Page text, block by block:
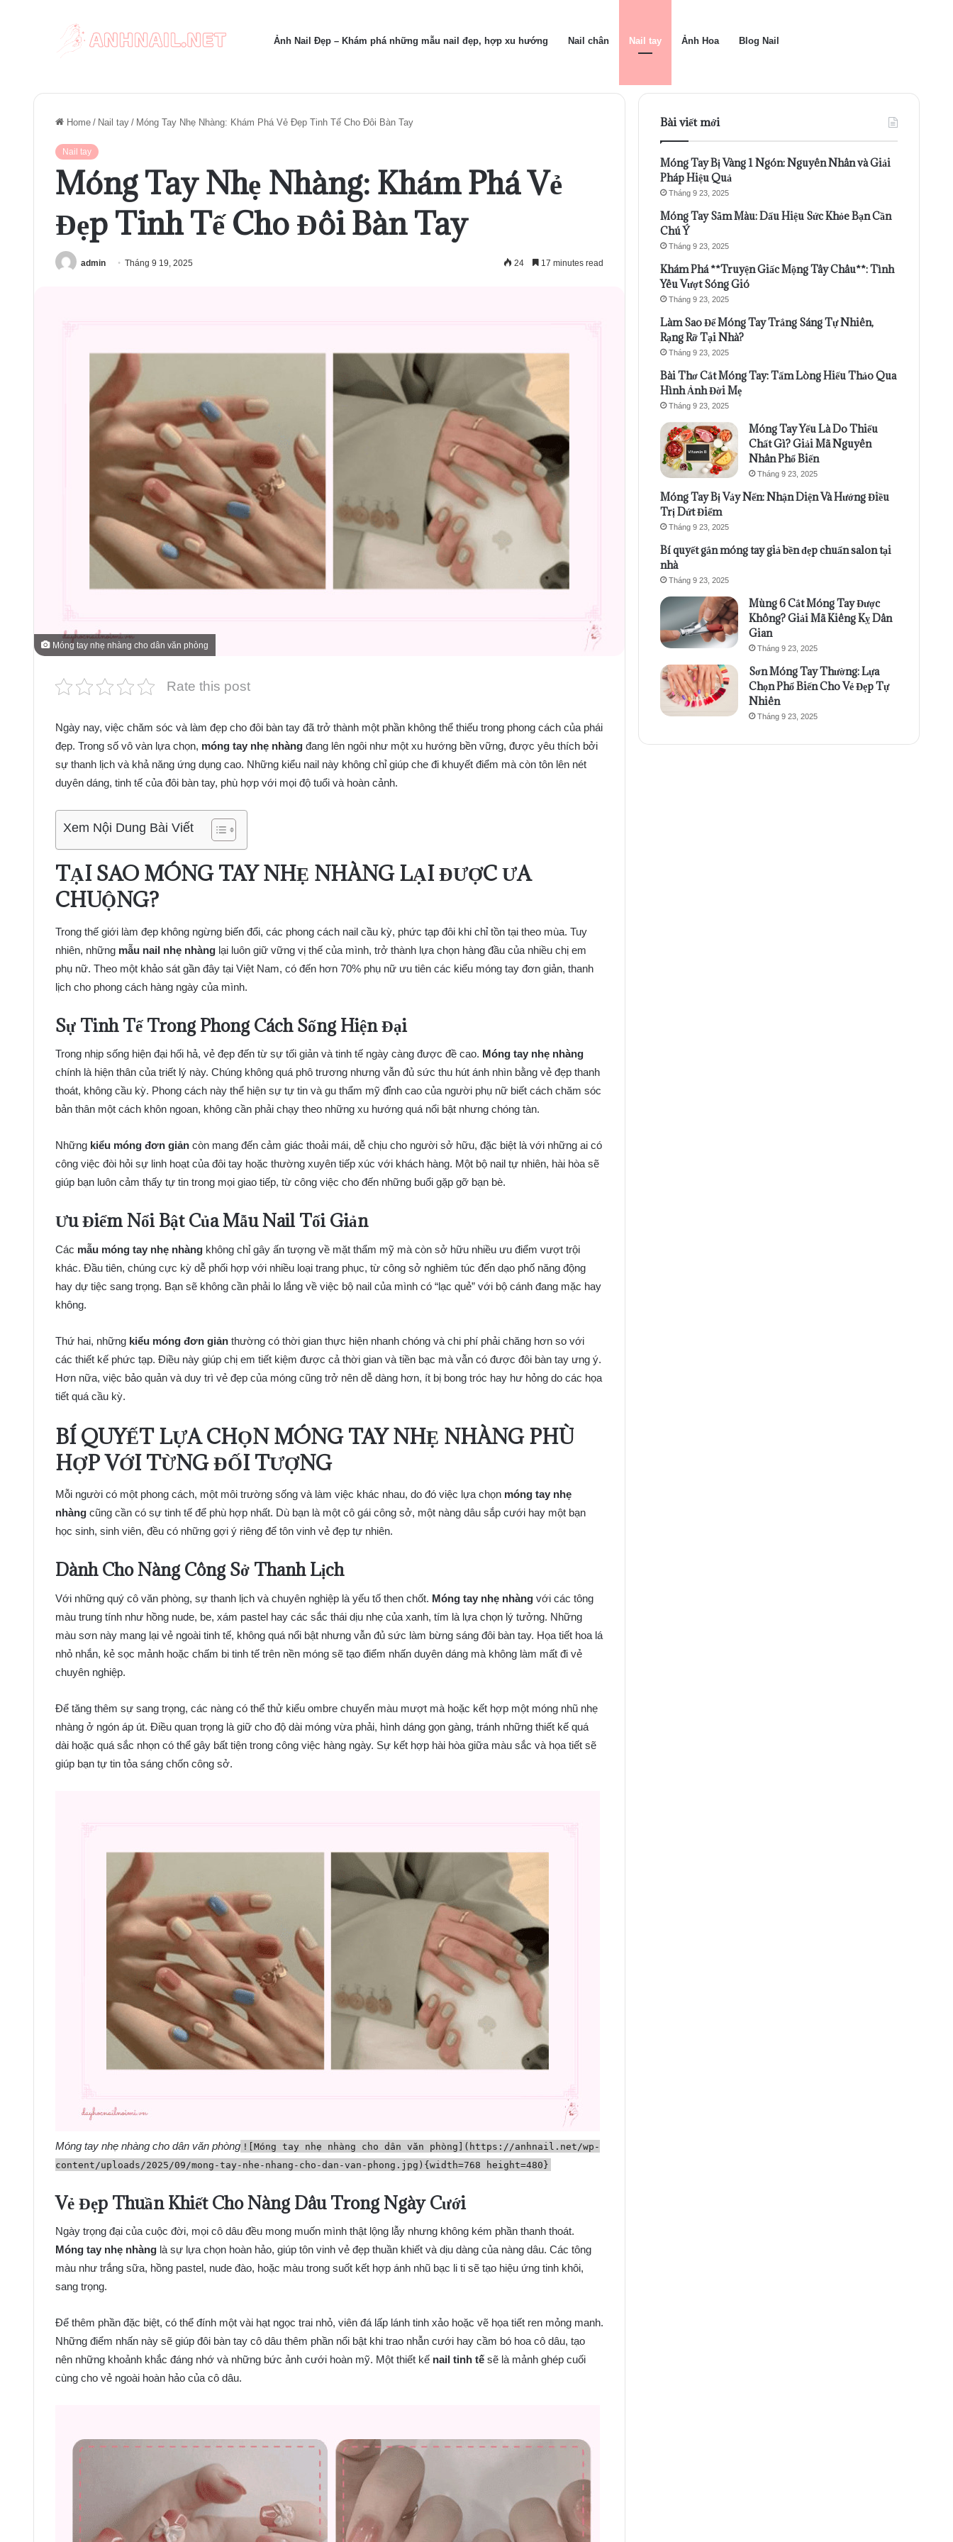
Ảnh Nail Đẹp – Khám phá những mẫu nail đẹp, hợp xu hướng Nail chân Nail tay Ảnh Hoa Blog Nail
Home / Nail tay / Móng Tay Nhẹ Nhàng: Khám Phá Vẻ Đẹp Tinh Tế Cho Đôi Bàn Tay
Nail tay
Móng Tay Nhẹ Nhàng: Khám Phá Vẻ
Đẹp Tinh Tế Cho Đôi Bàn Tay
admin Tháng 9 19, 2025 24 17 minutes read
Móng tay nhẹ nhàng cho dân văn phòng
Rate this post
Ngày nay, việc chăm sóc và làm đẹp cho đôi bàn tay đã trở thành một phần không thể thiếu trong phong cách của phái
đẹp. Trong số vô vàn lựa chọn, móng tay nhẹ nhàng đang lên ngôi như một xu hướng bền vững, được yêu thích bởi
sự thanh lịch và khả năng ứng dụng cao. Những kiểu nail này không chỉ giúp che đi khuyết điểm mà còn tôn lên nét
duyên dáng, tinh tế của đôi bàn tay, phù hợp với mọi độ tuổi và hoàn cảnh.
Xem Nội Dung Bài Viết
TẠI SAO MÓNG TAY NHẸ NHÀNG LẠI ĐƯỢC ƯA
CHUỘNG?
Trong thế giới làm đẹp không ngừng biến đổi, các phong cách nail cầu kỳ, phức tạp đôi khi chỉ tồn tại theo mùa. Tuy
nhiên, những mẫu nail nhẹ nhàng lại luôn giữ vững vị thế của mình, trở thành lựa chọn hàng đầu của nhiều chị em
phụ nữ. Theo một khảo sát gần đây tại Việt Nam, có đến hơn 70% phụ nữ ưu tiên các kiểu móng tay đơn giản, thanh
lịch cho phong cách hàng ngày của mình.
Sự Tinh Tế Trong Phong Cách Sống Hiện Đại
Trong nhịp sống hiện đại hối hả, vẻ đẹp đến từ sự tối giản và tinh tế ngày càng được đề cao. Móng tay nhẹ nhàng
chính là hiện thân của triết lý này. Chúng không quá phô trương nhưng vẫn đủ sức thu hút ánh nhìn bằng vẻ đẹp thanh
thoát, không cầu kỳ. Phong cách này thể hiện sự tự tin và gu thẩm mỹ đỉnh cao của người phụ nữ biết cách chăm sóc
bản thân một cách khôn ngoan, không cần phải chạy theo những xu hướng quá nổi bật nhưng chóng tàn.
Những kiểu móng đơn giản còn mang đến cảm giác thoải mái, dễ chịu cho người sở hữu, đặc biệt là với những ai có
công việc đòi hỏi sự linh hoạt của đôi tay hoặc thường xuyên tiếp xúc với khách hàng. Một bộ nail tự nhiên, hài hòa sẽ
giúp bạn luôn cảm thấy tự tin trong mọi giao tiếp, từ công việc cho đến những buổi gặp gỡ bạn bè.
Ưu Điểm Nổi Bật Của Mẫu Nail Tối Giản
Các mẫu móng tay nhẹ nhàng không chỉ gây ấn tượng về mặt thẩm mỹ mà còn sở hữu nhiều ưu điểm vượt trội
khác. Đầu tiên, chúng cực kỳ dễ phối hợp với nhiều loại trang phục, từ công sở nghiêm túc đến dạo phố năng động
hay dự tiệc sang trọng. Bạn sẽ không cần phải lo lắng về việc bộ nail của mình có “lạc quẻ” với bộ cánh đang mặc hay
không.
Thứ hai, những kiểu móng đơn giản thường có thời gian thực hiện nhanh chóng và chi phí phải chăng hơn so với
các thiết kế phức tạp. Điều này giúp chị em tiết kiệm được cả thời gian và tiền bạc mà vẫn có được đôi bàn tay ưng ý.
Hơn nữa, việc bảo quản và duy trì vẻ đẹp của móng cũng trở nên dễ dàng hơn, ít bị bong tróc hay hư hỏng do các họa
tiết quá cầu kỳ.
BÍ QUYẾT LỰA CHỌN MÓNG TAY NHẸ NHÀNG PHÙ
HỢP VỚI TỪNG ĐỐI TƯỢNG
Mỗi người có một phong cách, một môi trường sống và làm việc khác nhau, do đó việc lựa chọn móng tay nhẹ
nhàng cũng cần có sự tinh tế để phù hợp nhất. Dù bạn là một cô gái công sở, một nàng dâu sắp cưới hay một bạn
học sinh, sinh viên, đều có những gợi ý riêng để tôn vinh vẻ đẹp tự nhiên.
Dành Cho Nàng Công Sở Thanh Lịch
Với những quý cô văn phòng, sự thanh lịch và chuyên nghiệp là yếu tố then chốt. Móng tay nhẹ nhàng với các tông
màu trung tính như hồng nude, be, xám pastel hay các sắc thái dịu nhẹ của xanh, tím là lựa chọn lý tưởng. Những
màu sơn này mang lại vẻ ngoài tinh tế, không quá nổi bật nhưng vẫn đủ sức làm bừng sáng đôi bàn tay. Họa tiết hoa lá
nhỏ nhắn, kẻ sọc mảnh hoặc chấm bi tinh tế trên nền móng sẽ tạo điểm nhấn duyên dáng mà không làm mất đi vẻ
chuyên nghiệp.
Để tăng thêm sự sang trọng, các nàng có thể thử kiểu ombre chuyển màu mượt mà hoặc kết hợp một móng nhũ nhẹ
nhàng ở ngón áp út. Điều quan trọng là giữ cho độ dài móng vừa phải, hình dáng gọn gàng, tránh những thiết kế quá
dài hoặc quá sắc nhọn có thể gây bất tiện trong công việc hàng ngày. Sự kết hợp hài hòa giữa màu sắc và họa tiết sẽ
giúp bạn tự tin tỏa sáng chốn công sở.
Móng tay nhẹ nhàng cho dân văn phòng ![Móng tay nhẹ nhàng cho dân văn phòng](https://anhnail.net/wp-
content/uploads/2025/09/mong-tay-nhe-nhang-cho-dan-van-phong.jpg){width=768 height=480}
Vẻ Đẹp Thuần Khiết Cho Nàng Dâu Trong Ngày Cưới
Ngày trọng đại của cuộc đời, mọi cô dâu đều mong muốn mình thật lộng lẫy nhưng không kém phần thanh thoát.
Móng tay nhẹ nhàng là sự lựa chọn hoàn hảo, giúp tôn vinh vẻ đẹp thuần khiết và dịu dàng của nàng dâu. Các tông
màu như trắng sữa, hồng pastel, nude đào, hoặc màu trong suốt kết hợp ánh nhũ bạc li ti sẽ tạo hiệu ứng tinh khôi,
sang trọng.
Để thêm phần đặc biệt, có thể đính một vài hạt ngọc trai nhỏ, viên đá lấp lánh tinh xảo hoặc vẽ họa tiết ren mỏng manh.
Những điểm nhấn này sẽ giúp đôi bàn tay cô dâu thêm phần nổi bật khi trao nhẫn cưới hay cầm bó hoa cô dâu, tạo
nên những khoảnh khắc đáng nhớ và những bức ảnh cưới hoàn mỹ. Một thiết kế nail tinh tế sẽ là mảnh ghép cuối
cùng cho vẻ ngoài hoàn hảo của cô dâu.
Bài viết mới
Móng Tay Bị Vàng 1 Ngón: Nguyên Nhân và Giải
Pháp Hiệu Quả
Tháng 9 23, 2025
Móng Tay Sẫm Màu: Dấu Hiệu Sức Khỏe Bạn Cần
Chú Ý
Tháng 9 23, 2025
Khám Phá **Truyện Giấc Mộng Tây Châu**: Tình
Yêu Vượt Sóng Gió
Tháng 9 23, 2025
Làm Sao Để Móng Tay Trắng Sáng Tự Nhiên,
Rạng Rỡ Tại Nhà?
Tháng 9 23, 2025
Bài Thơ Cắt Móng Tay: Tấm Lòng Hiếu Thảo Qua
Hình Ảnh Đời Mẹ
Tháng 9 23, 2025
Móng Tay Yếu Là Do Thiếu
Chất Gì? Giải Mã Nguyên
Nhân Phổ Biến
Tháng 9 23, 2025
Móng Tay Bị Vảy Nến: Nhận Diện Và Hướng Điều
Trị Dứt Điểm
Tháng 9 23, 2025
Bí quyết gắn móng tay giả bền đẹp chuẩn salon tại
nhà
Tháng 9 23, 2025
Mùng 6 Cắt Móng Tay Được
Không? Giải Mã Kiêng Kỵ Dân
Gian
Tháng 9 23, 2025
Sơn Móng Tay Thường: Lựa
Chọn Phổ Biến Cho Vẻ Đẹp Tự
Nhiên
Tháng 9 23, 2025